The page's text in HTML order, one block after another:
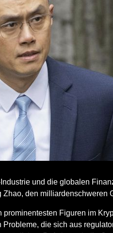
und die globalen
den
prominentesten Figuren im
die sich aus